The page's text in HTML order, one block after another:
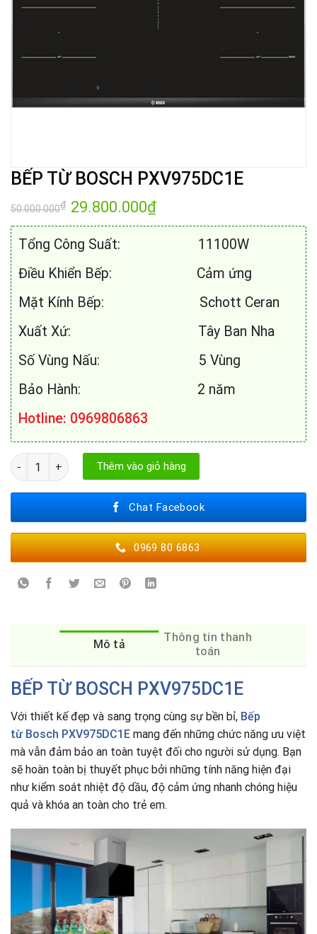
BẾP TỪ BOSCH PXV975DC1E
50.000.000₫ Giá
gốc
là:
29.800.000₫Giá
tại
29.800.000₫.
Tổng Công Suất: 11100W
Điều Khiển Bếp: Cảm ứng
Mặt Kính Bếp: Schott Ceran
Xuất Xứ: Tây Ban Nha
Số Vùng Nấu: 5 Vùng
Bảo Hành: 2 năm
Hotline: 0969806863
BẾP TỪ BOSCH PXV975DC1E số lượng
Thêm vào giỏ hàng
Chat Facebook
0969 80 6863
Mô tả
Thông tin thanh
toán
BẾP TỪ BOSCH PXV975DC1E
Với thiết kế đẹp và sang trọng cùng sự bền bỉ, Bếp
từ Bosch PXV975DC1E mang đến những chức năng ưu việt
mà vẫn đảm bảo an toàn tuyệt đối cho người sử dụng. Bạn
sẽ hoàn toàn bị thuyết phục bởi những tính năng hiện đại
như kiểm soát nhiệt độ dầu, độ cảm ứng nhanh chóng hiệu
quả và khóa an toàn cho trẻ em.